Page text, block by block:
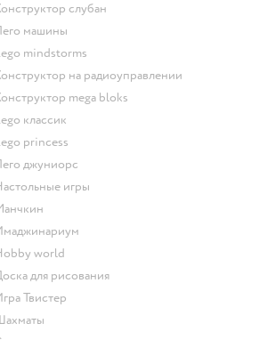
Конструктор слубан
Лего машины
Lego mindstorms
Конструктор на радиоуправлении
Конструктор mega bloks
Lego классик
Lego princess
Лего джуниорс
Настольные игры
Манчкин
Имаджинариум
Hobby world
Доска для рисования
Игра Твистер
Шахматы